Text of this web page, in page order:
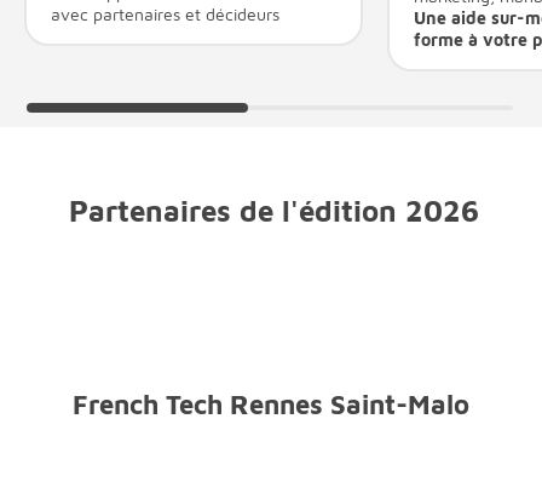
avec partenaires et décideurs
Une aide sur-
forme à votre
Partenaires de l'édition 2026
French Tech Rennes Saint-Malo